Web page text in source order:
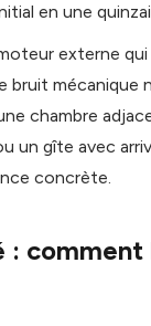
en une
externe
bruit mécanique
chambre
un gîte avec
concrète.
: